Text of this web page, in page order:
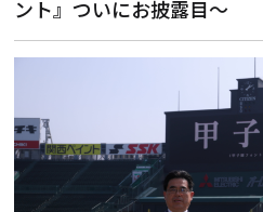
ント』ついにお披露目～